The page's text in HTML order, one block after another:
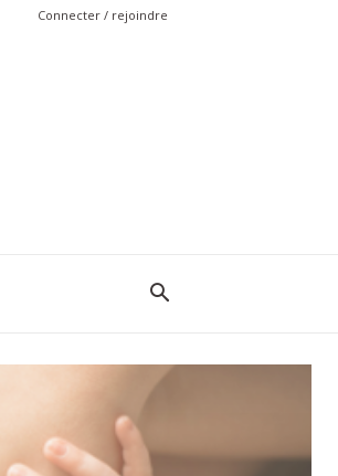
Connecter / rejoindre